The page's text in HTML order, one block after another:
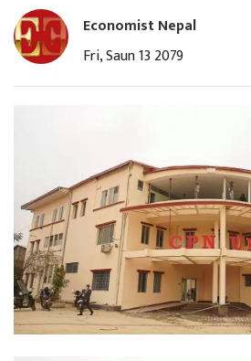
Economist Nepal
Fri, Saun 13 2079